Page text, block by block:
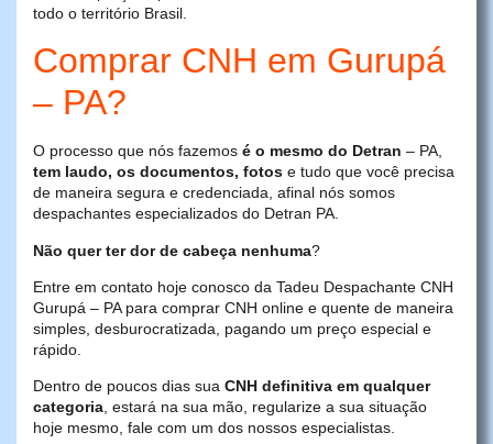
todo o território Brasil.
Comprar CNH em Gurupá
– PA?
O processo que nós fazemos é o mesmo do Detran – PA,
tem laudo, os documentos, fotos e tudo que você precisa
de maneira segura e credenciada, afinal nós somos
despachantes especializados do Detran PA.
Não quer ter dor de cabeça nenhuma?
Entre em contato hoje conosco da Tadeu Despachante CNH
Gurupá – PA para comprar CNH online e quente de maneira
simples, desburocratizada, pagando um preço especial e
rápido.
Dentro de poucos dias sua CNH definitiva em qualquer
categoria, estará na sua mão, regularize a sua situação
hoje mesmo, fale com um dos nossos especialistas.